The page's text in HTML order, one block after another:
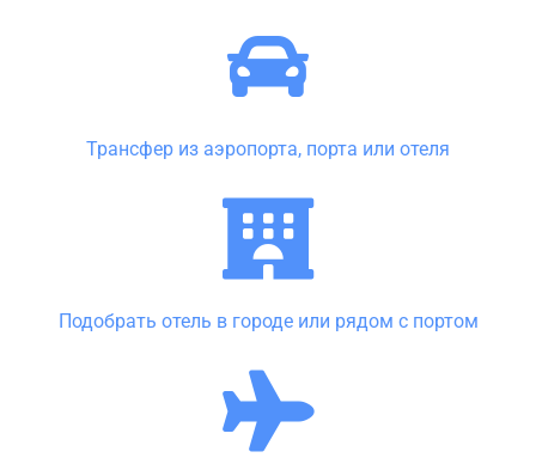
Трансфер из аэропорта, порта или отеля
Подобрать отель в городе или рядом с портом